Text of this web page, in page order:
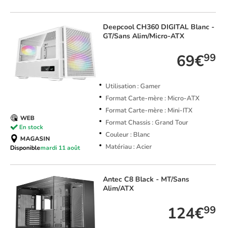
DeepcoolCH360 DIGITAL Blanc -
GT/Sans Alim/Micro-ATX
69€99
Utilisation : Gamer
Format Carte-mère : Micro-ATX
Format Carte-mère : Mini-ITX
Format Chassis : Grand Tour
Couleur : Blanc
Matériau : Acier
WEB
En stock
MAGASIN
Disponiblemardi 11 août
Antec C8 Black - MT/Sans
Alim/ATX
124€99